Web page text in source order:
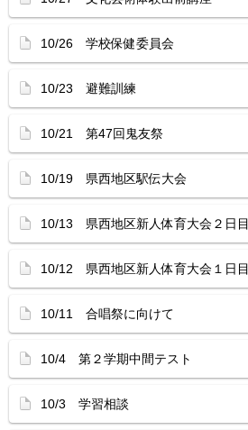
10/26 学校保健委員会
10/23 避難訓練
10/21 第47回鬼友祭
10/19 県西地区駅伝大会
10/13 県西地区新人体育大会２日目
10/12 県西地区新人体育大会１日目
10/11 合唱祭に向けて
10/4 第２学期中間テスト
10/3 学習相談